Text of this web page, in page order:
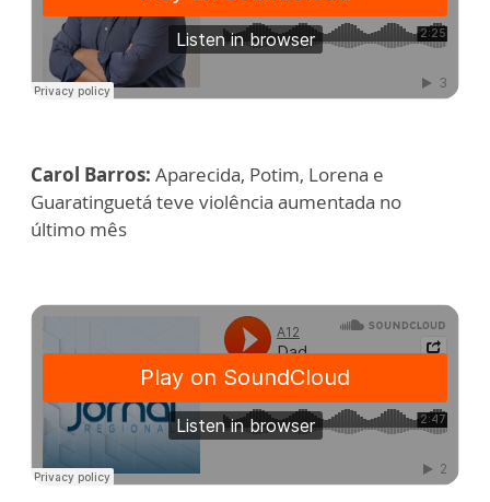
Carol Barros: Aparecida, Potim, Lorena e
Guaratinguetá teve violência aumentada no
último mês